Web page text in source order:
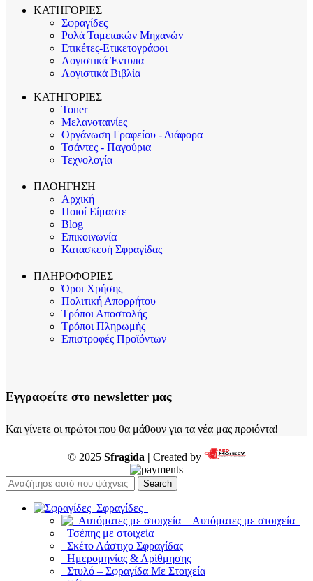
ΚΑΤΗΓΟΡΙΕΣ
Σφραγίδες
Ρολά Ταμειακών Μηχανών
Ετικέτες-Ετικετογράφοι
Λογιστικά Έντυπα
Λογιστικά Βιβλία
ΚΑΤΗΓΟΡΙΕΣ
Toner
Μελανοταινίες
Οργάνωση Γραφείου - Διάφορα
Τσάντες - Παγούρια
Τεχνολογία
ΠΛΟΗΓΗΣΗ
Αρχική
Ποιοί Είμαστε
Blog
Επικοινωνία
Κατασκευή Σφραγίδας
ΠΛΗΡΟΦΟΡΙΕΣ
Όροι Χρήσης
Πολιτική Απορρήτου
Τρόποι Αποστολής
Τρόποι Πληρωμής
Επιστροφές Προϊόντων
Εγγραφείτε στο newsletter μας
Και γίνετε οι πρώτοι που θα μάθουν για τα νέα μας προιόντα!
© 2025 Sfragida | Created by
Search
Σφραγίδες
Αυτόματες με στοιχεία
Τσέπης με στοιχεία
Σκέτο Λάστιχο Σφραγίδας
Ημερομηνίας & Αρίθμησης
Στυλό – Σφραγίδα Με Στοιχεία